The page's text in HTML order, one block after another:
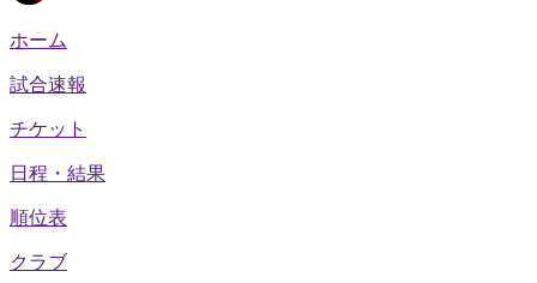
ホーム
試合速報
チケット
日程・結果
順位表
クラブ